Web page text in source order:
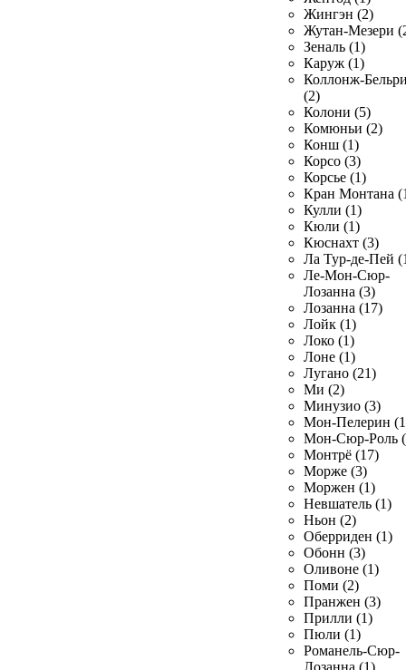
Жингэн (2)
Жутан-Мезери
Зеналь (1)
Каруж (1)
Коллонж-
(2)
Колони (5)
Комюньи (2)
Конш (1)
Корсо (3)
Корсье (1)
Кран Монтана
Кулли (1)
Кюли (1)
Кюснахт (3)
Ла Тур-де-Пей
Ле-Мон-Сюр-
Лозанна (3)
Лозанна (17)
Лойк (1)
Локо (1)
Лоне (1)
Лугано (21)
Ми (2)
Минузио (3)
Мон-Пелерин
Мон-Сюр-Роль
Монтрё (17)
Морже (3)
Моржен (1)
Невшатель (1)
Ньон (2)
Оберриден (1)
Обонн (3)
Оливоне (1)
Поми (2)
Пранжен (3)
Прилли (1)
Пюли (1)
Романель-Сюр-
Лозанна (1)